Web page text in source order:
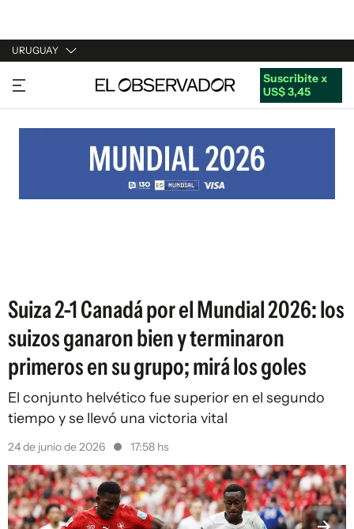
URUGUAY
URUGUAY
ARGENTINA
ESTADOS UNIDOS
Suscribite x
US$ 3,45
Suiza 2-1 Canadá por el Mundial 2026: los
suizos ganaron bien y terminaron
primeros en su grupo; mirá los goles
El conjunto helvético fue superior en el segundo
tiempo y se llevó una victoria vital
24 de junio de 2026 17:58 hs